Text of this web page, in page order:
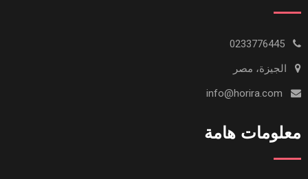
الجيزة، مصر
معلومات هامة